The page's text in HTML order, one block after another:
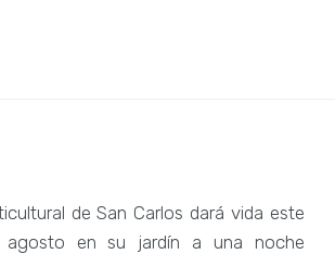
de San Carlos dará vida este
en su jardín a una noche